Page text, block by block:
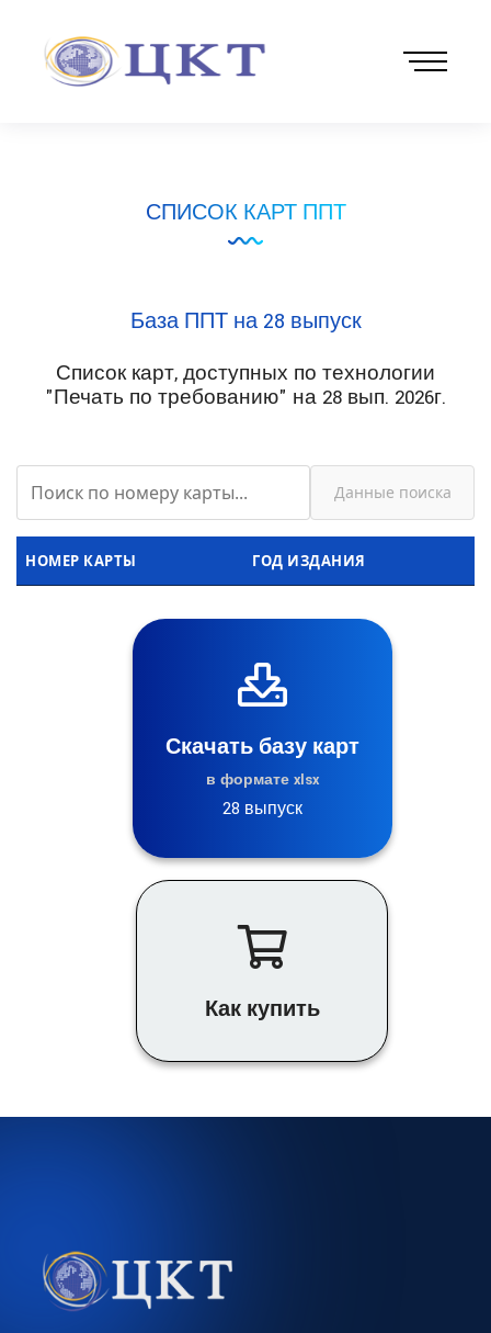
СПИСОК КАРТ ППТ
База ППТ на 28 выпуск
Список карт, доступных по технологии
"Печать по требованию" на 28 вып. 2026г.
Данные поиска
НОМЕР КАРТЫ ГОД ИЗДАНИЯ
Скачать базу карт
в формате xlsx
28 выпуск
Как купить